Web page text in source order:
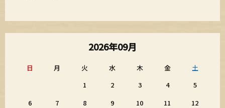
2026年09月
日 月 火 水 木 金
土
1
2 3 4
5
6
7 8 9 10 11
12